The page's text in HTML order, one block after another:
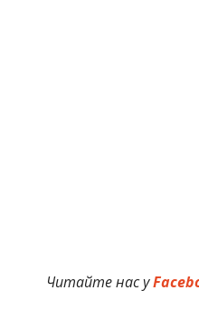
Читайте нас у